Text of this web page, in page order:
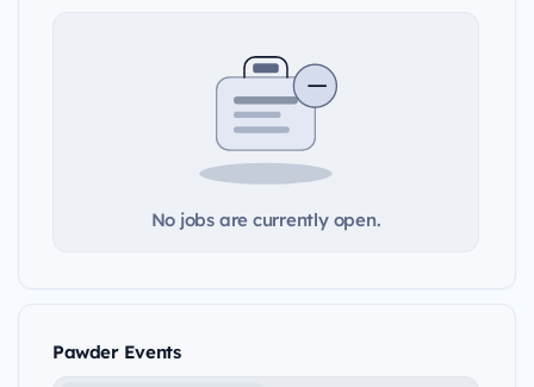
No jobs are currently open.
Pawder Events